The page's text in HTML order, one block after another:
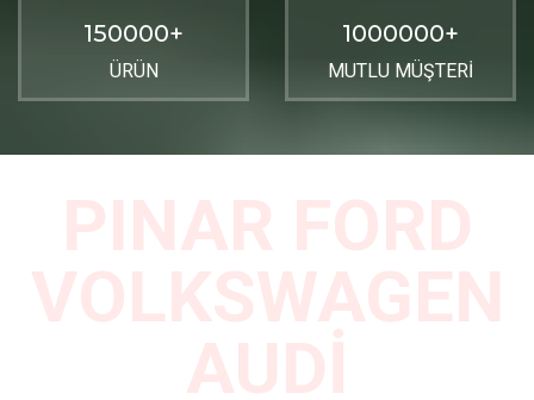
150000+
ÜRÜN
1000000+
MUTLU MÜŞTERİ